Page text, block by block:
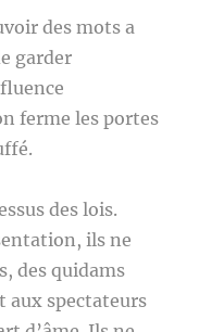
des mots a
garder
ferme les portes
des lois.
ils ne
des quidams
aux spectateurs